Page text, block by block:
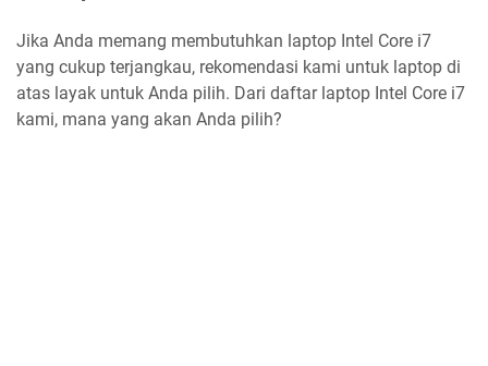
Jika Anda memang membutuhkan laptop Intel Core i7
yang cukup terjangkau, rekomendasi kami untuk laptop di
atas layak untuk Anda pilih. Dari daftar laptop Intel Core i7
kami, mana yang akan Anda pilih?